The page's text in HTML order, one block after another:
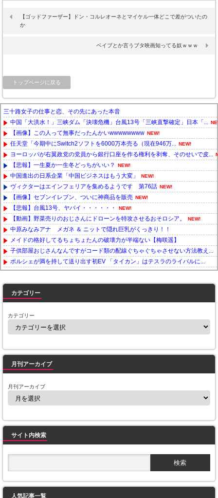
【ゴッドファーザー】ドン・コルレオーネとマイケル一体どこで差がついたの
か
ベイブとか言うブタ映画知ってる奴ｗｗｗ
トップページに戻る
三十路女子の仕事と恋、その先にあった本音
中国「大洪水！」三峡ダム「決壊危機」台風13号「三峡直撃確定」日本「...
【画像】この人って無事だったんかいwwwwwwww NEW!
任天堂「今期中にSwitch2ソフトを6000万本売る（現在946万... NEW!
ヨーロッパが右翼政党の党員から銀行口座を作る権利を剥奪、そのせいで皮...
【悲報】一生夏か一生冬どっちがいい？ NEW!
中国進出の日系企業「中国ビジネスはもう大変」 NEW!
ヴィクターはエインフェリアを集めるようです 第76話 NEW!
【画像】セブンイレブン、ついに神商品を販売 NEW!
【悲報】台風13号、ヤバイ・・・・・・ NEW!
【動画】野菜売りのおじさんにドローンを特攻させるおそロシア。 NEW!
中原みなみアナ メガネ ＆ ニットで隠れ巨乳がくっきり！！
メイドの格好してるちょちょたんの破壊力が半端ない【梅咲遥】
子供部屋おじさんなんですがコード類の配線ぐちゃぐちゃさせない方法教え...
ポルシェが満を持して送り出す初EV 「タイカン」はテスラのライバルに...
カテゴリー
カテゴリー
月刊アーカイブ
月刊アーカイブ
サイト内検索
人気記事一覧